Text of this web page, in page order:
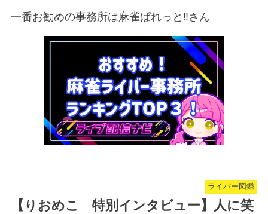
一番お勧めの事務所は麻雀ぱれっと‼︎さん
ライバー図鑑
【りおめこ 特別インタビュー】人に笑